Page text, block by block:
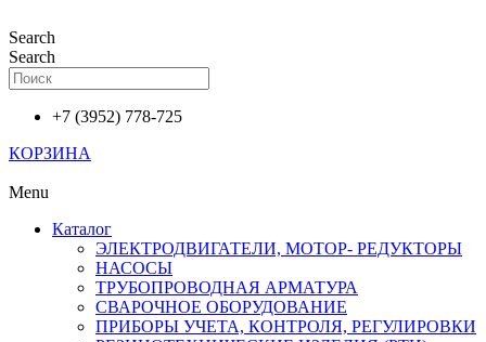
к
содержимому
Search
Search
+7 (3952) 778-725
КОРЗИНА
Menu
Каталог
ЭЛЕКТРОДВИГАТЕЛИ, МОТОР- РЕДУКТОРЫ
НАСОСЫ
ТРУБОПРОВОДНАЯ АРМАТУРА
СВАРОЧНОЕ ОБОРУДОВАНИЕ
ПРИБОРЫ УЧЕТА, КОНТРОЛЯ, РЕГУЛИРОВКИ